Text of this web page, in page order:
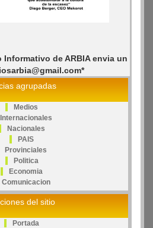
de ARBIA envia un
agrupadas
Medios
Internacionales
Nacionales
PAIS
Provinciales
Politica
Economia
Comunicacion
del sitio
Portada